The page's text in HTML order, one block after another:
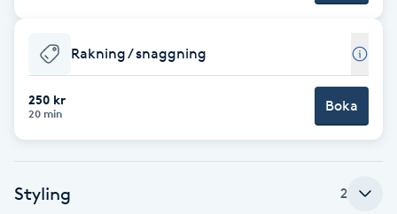
Eyeliner-tatuering
F
Face framing
Rakning / snaggning
250 kr
20 min Boka
Styling 2